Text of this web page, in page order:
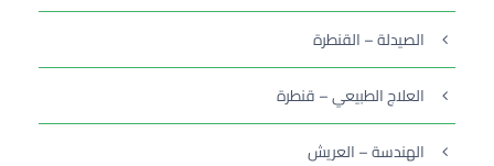
الصيدلة – القنطرة
العلاج الطبيعي – قنطرة
الهندسة – العريش